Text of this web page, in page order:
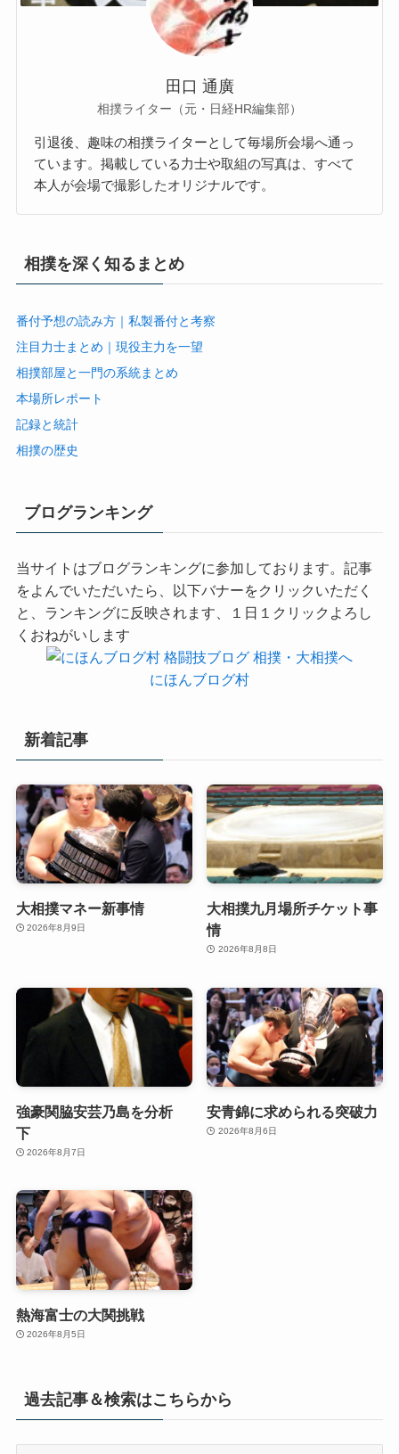
田口 通廣
相撲ライター（元・日経HR編集部）
引退後、趣味の相撲ライターとして毎場所会場へ通っ
ています。掲載している力士や取組の写真は、すべて
本人が会場で撮影したオリジナルです。
相撲を深く知るまとめ
番付予想の読み方｜私製番付と考察
注目力士まとめ｜現役主力を一望
相撲部屋と一門の系統まとめ
本場所レポート
記録と統計
相撲の歴史
ブログランキング
当サイトはブログランキングに参加しております。記事
をよんでいただいたら、以下バナーをクリックいただく
と、ランキングに反映されます、１日１クリックよろし
くおねがいします
にほんブログ村
新着記事
大相撲マネー新事情
2026年8月9日
大相撲九月場所チケット事
情
2026年8月8日
強豪関脇安芸乃島を分析
下
2026年8月7日
安青錦に求められる突破力
2026年8月6日
熱海富士の大関挑戦
2026年8月5日
過去記事＆検索はこちらから